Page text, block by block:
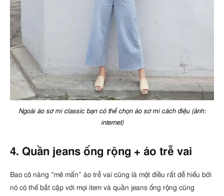
Ngoài áo sơ mi classic bạn có thể chọn áo sơ mi cách điệu (ảnh:
internet)
4. Quần jeans ống rộng + áo trễ vai
Bao cô nàng “mê mẩn” áo trễ vai cũng là một điều rất dễ hiểu bởi
nó có thể bắt cặp với mọi item và quần jeans ống rộng cũng